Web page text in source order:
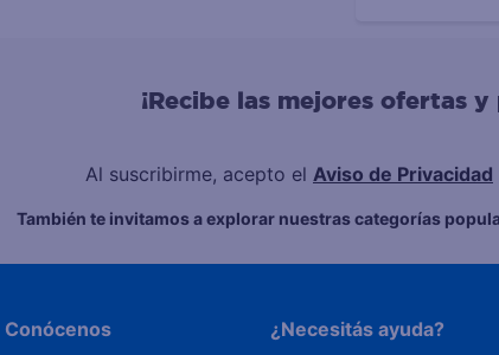
¡Recibe las mejores ofertas
Al suscribirme, acepto el Aviso de Privacidad
También te invitamos a explorar nuestras categorías
Conócenos ¿Necesitás ayuda?